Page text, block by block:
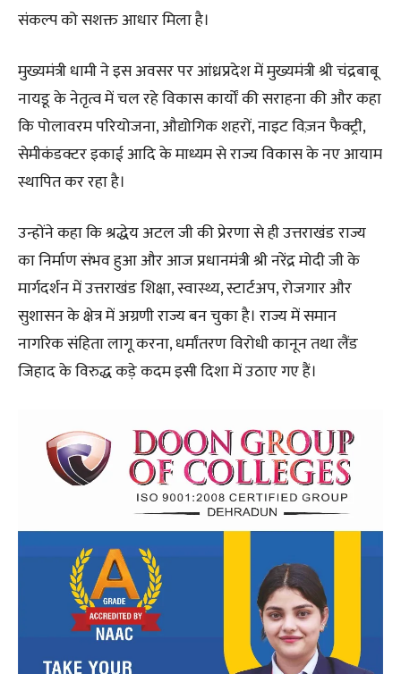
संकल्प को सशक्त आधार मिला है।
मुख्यमंत्री धामी ने इस अवसर पर आंध्रप्रदेश में मुख्यमंत्री श्री चंद्रबाबू
नायडू के नेतृत्व में चल रहे विकास कार्यों की सराहना की और कहा
कि पोलावरम परियोजना, औद्योगिक शहरों, नाइट विज़न फैक्ट्री,
सेमीकंडक्टर इकाई आदि के माध्यम से राज्य विकास के नए आयाम
स्थापित कर रहा है।
उन्होंने कहा कि श्रद्धेय अटल जी की प्रेरणा से ही उत्तराखंड राज्य
का निर्माण संभव हुआ और आज प्रधानमंत्री श्री नरेंद्र मोदी जी के
मार्गदर्शन में उत्तराखंड शिक्षा, स्वास्थ्य, स्टार्टअप, रोजगार और
सुशासन के क्षेत्र में अग्रणी राज्य बन चुका है। राज्य में समान
नागरिक संहिता लागू करना, धर्मांतरण विरोधी कानून तथा लैंड
जिहाद के विरुद्ध कड़े कदम इसी दिशा में उठाए गए हैं।